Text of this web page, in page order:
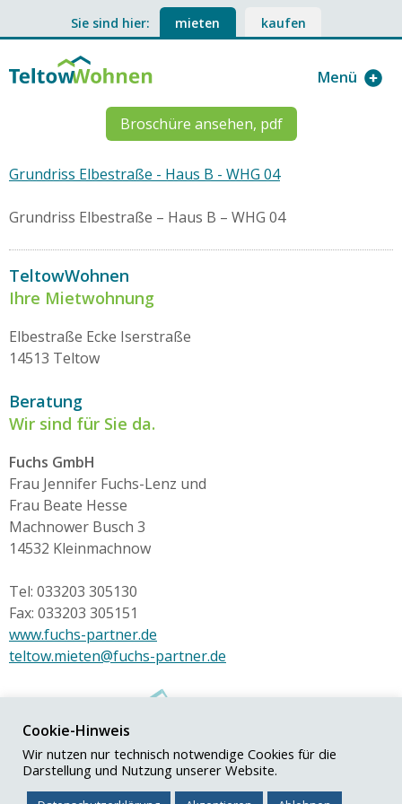
Sie sind hier: mieten kaufen
Menü
Broschüre ansehen, pdf
Grundriss Elbestraße - Haus B - WHG 04
Grundriss Elbestraße – Haus B – WHG 04
TeltowWohnen
Ihre Mietwohnung
Elbestraße Ecke Iserstraße
14513 Teltow
Beratung
Wir sind für Sie da.
Fuchs GmbH
Frau Jennifer Fuchs-Lenz und
Frau Beate Hesse
Machnower Busch 3
14532 Kleinmachnow
Tel: 033203 305130
Fax: 033203 305151
www.fuchs-partner.de
teltow.mieten@fuchs-partner.de
© Fuchs+Partner GmbH
Impressum|Datenschutz
Cookie-Hinweis
Wir nutzen nur technisch notwendige Cookies für die
Darstellung und Nutzung unserer Website.